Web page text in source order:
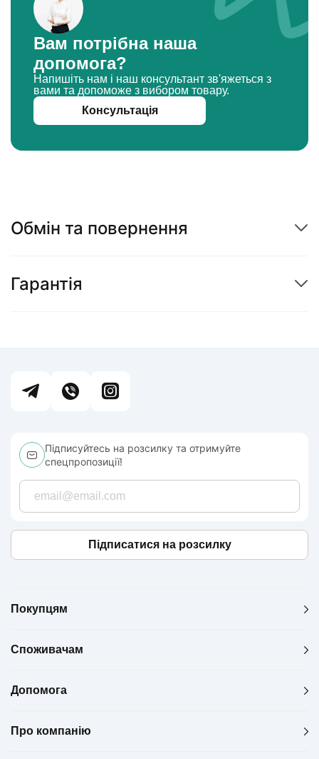
Вам потрібна наша
допомога?
Напишіть нам і наш консультант зв'яжеться з
вами та допоможе з вибором товару.
Консультація
Обмін та повернення
Гарантія
Підписуйтесь на розсилку та отримуйте
спецпропозиції!
Підписатися на розсилку
Покупцям
Споживачам
Допомога
Про компанію